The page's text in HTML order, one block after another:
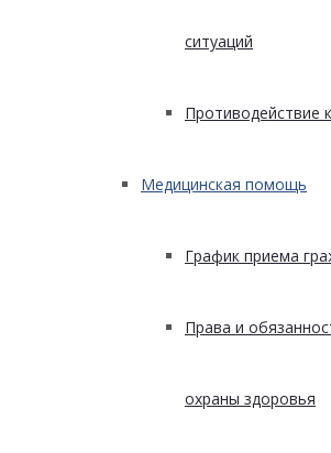
ситуаций
Противодействие
Медицинская помощь
График приема
Права и
охраны здоровья